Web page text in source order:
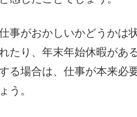
事がおかしいかどうかは
たり、年末年始休暇があ
る場合は、仕事が本来必
う。